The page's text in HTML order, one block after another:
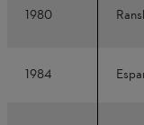
1980
1984